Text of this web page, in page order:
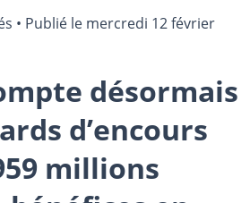
• Publié le mercredi 12 février
désormais
d’encours
millions